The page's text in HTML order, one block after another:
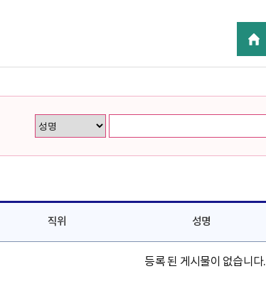
직위 성명
등록 된 게시물이 없습니다.